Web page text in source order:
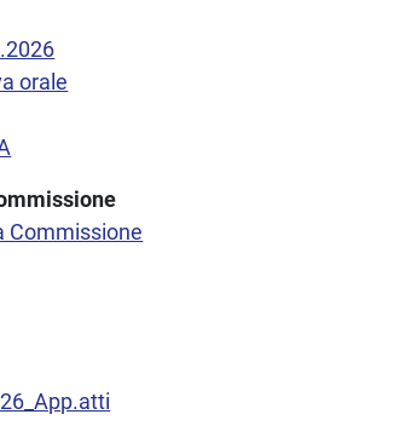
orale
Commissione